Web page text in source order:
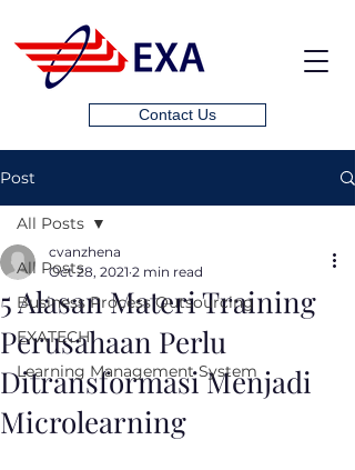
Contact Us
Post
All Posts
Business Process Outsourcing
EXATECH
Learning Management System
All Posts
5 Alasan Materi Training
Perusahaan Perlu
Ditransformasi Menjadi
Microlearning
cvanzhena
Oct 28, 2021 2 min read